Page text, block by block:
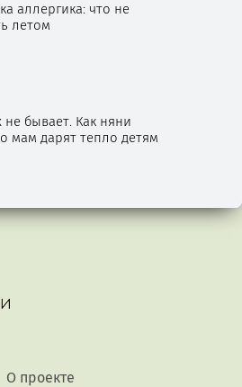
аллергика: что не
летом
не бывает. Как няни
мам дарят тепло детям
О проекте